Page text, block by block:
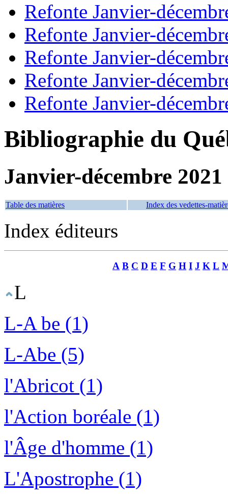
Refonte Janvier-
Refonte Janvier-
Refonte Janvier-
Refonte Janvier-
Refonte Janvier-
Bibliographie du
Janvier-décembre 2021
Table des matières Index des vedettes-
Index éditeurs
A B C D E F G H I J K L
L
L-A be (1)
L-Abe (5)
l'Abricot (1)
l'Action boréale (1)
l'Âge d'homme (1)
L'Apostrophe (1)